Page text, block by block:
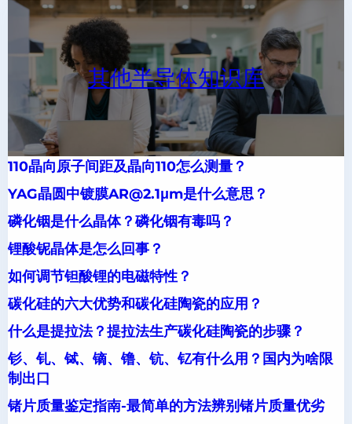
其他半导体知识库
110晶向原子间距及晶向110怎么测量？
YAG晶圆中镀膜AR@2.1μm是什么意思？
磷化铟是什么晶体？磷化铟有毒吗？
锂酸铌晶体是怎么回事？
如何调节钽酸锂的电磁特性？
碳化硅的六大优势和碳化硅陶瓷的应用？
什么是提拉法？提拉法生产碳化硅陶瓷的步骤？
钐、钆、铽、镝、镥、钪、钇有什么用？国内为啥限
制出口
锗片质量鉴定指南-最简单的方法辨别锗片质量优劣